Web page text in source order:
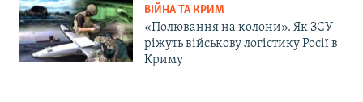
ВІЙНА ТА КРИМ
«Полювання на колони». Як ЗСУ
ріжуть військову логістику Росії в
Криму